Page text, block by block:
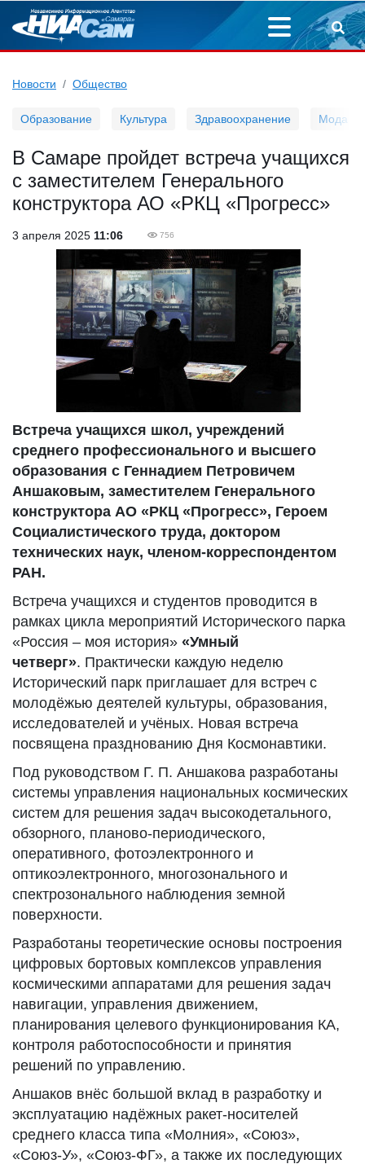
Новости Общество
Образование Культура Здравоохранение Мода
В Самаре пройдет встреча учащихся
с заместителем Генерального
конструктора АО «РКЦ «Прогресс»
3 апреля 2025 11:06 756
Встреча учащихся школ, учреждений
среднего профессионального и высшего
образования с Геннадием Петровичем
Аншаковым, заместителем Генерального
конструктора АО «РКЦ «Прогресс», Героем
Социалистического труда, доктором
технических наук, членом-корреспондентом
РАН.
Встреча учащихся и студентов проводится в
рамках цикла мероприятий Исторического парка
«Россия – моя история» «Умный
четверг». Практически каждую неделю
Исторический парк приглашает для встреч с
молодёжью деятелей культуры, образования,
исследователей и учёных. Новая встреча
посвящена празднованию Дня Космонавтики.
Под руководством Г. П. Аншакова разработаны
системы управления национальных космических
систем для решения задач высокодетального,
обзорного, планово-периодического,
оперативного, фотоэлектронного и
оптикоэлектронного, многозонального и
спектрозонального наблюдения земной
поверхности.
Разработаны теоретические основы построения
цифровых бортовых комплексов управления
космическими аппаратами для решения задач
навигации, управления движением,
планирования целевого функционирования КА,
контроля работоспособности и принятия
решений по управлению.
Аншаков внёс большой вклад в разработку и
эксплуатацию надёжных ракет-носителей
среднего класса типа «Молния», «Союз»,
«Союз-У», «Союз-ФГ», а также их последующих